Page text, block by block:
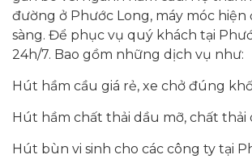
đường ở Phước Long, máy móc hiện
sàng. Để phục vụ quý khách tại
24h/7. Bao gồm những dịch vụ như:
Hút hầm cầu giá rẻ, xe chở đúng
Hút hầm chất thải dầu mỡ, chất thải
Hút bùn vi sinh cho các công ty tại